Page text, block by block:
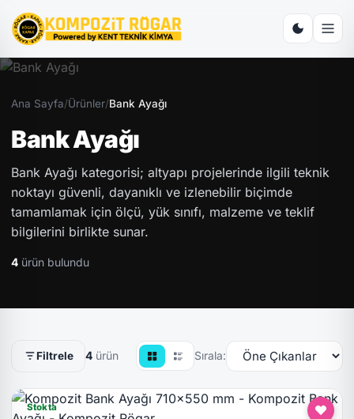
Ana Sayfa/Ürünler/Bank Ayağı
Bank Ayağı
Bank Ayağı kategorisi; altyapı projelerinde ilgili teknik
noktayı güvenli, dayanıklı ve izlenebilir biçimde
tamamlamak için ölçü, yük sınıfı, malzeme ve teklif
bilgilerini birlikte sunar.
4 ürün bulundu
Filtrele 4 ürün Sırala:
Stokta